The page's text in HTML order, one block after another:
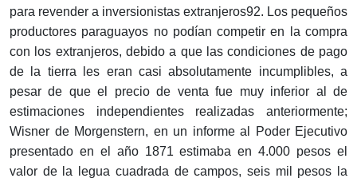
para revender a inversionistas extranjeros92. Los pequeños
productores paraguayos no podían competir en la compra
con los extranjeros, debido a que las condiciones de pago
de la tierra les eran casi absolutamente incumplibles, a
pesar de que el precio de venta fue muy inferior al de
estimaciones independientes realizadas anteriormente;
Wisner de Morgenstern, en un informe al Poder Ejecutivo
presentado en el año 1871 estimaba en 4.000 pesos el
valor de la legua cuadrada de campos, seis mil pesos la